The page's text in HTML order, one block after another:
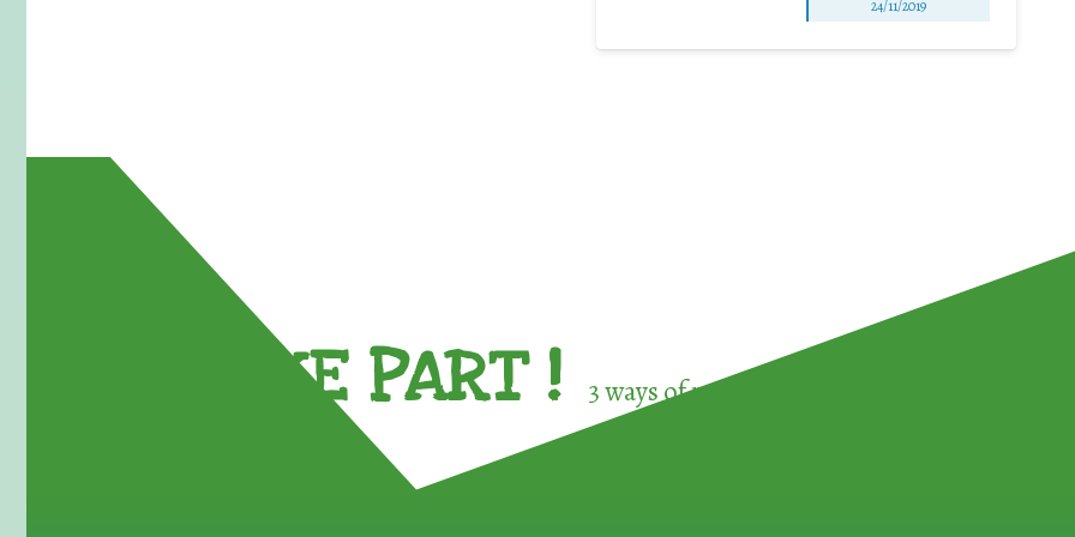
24/11/2019
TAKE PART ! 3 ways of participating in the